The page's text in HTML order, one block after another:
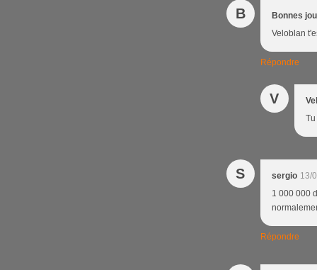
B
Bonnes
Veloblan
Répondre
V
S sergio 13/
1 000 000
Répondre